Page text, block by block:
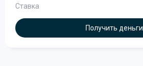
Ставка
Получить деньги